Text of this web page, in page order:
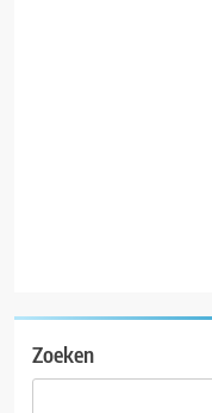
Zoeken